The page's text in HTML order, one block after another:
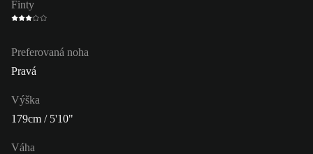
Finty
Preferovaná noha
Pravá
Výška
179cm / 5'10"
Váha